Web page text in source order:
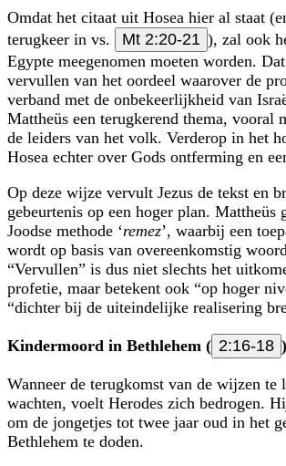
Omdat het citaat uit Hosea hier al staat
terugkeer in vs.
Mt 2:20-21 ), zal ook
Egypte meegenomen moeten worden.
vervullen van het oordeel waarover de
verband met de onbekeerlijkheid van
Mattheüs een terugkerend thema, vooral
de leiders van het volk. Verderop in het
Hosea echter over Gods ontferming en
Op deze wijze vervult Jezus de tekst en
gebeurtenis op een hoger plan. Mattheüs
Joodse methode ‘remez’, waarbij een
wordt op basis van overeenkomstig
Vervullen
is dus niet slechts het
profetie, maar betekent ook
op hoger
dichter bij de uiteindelijke realisering
Kindermoord in Bethlehem ( 2:16-18 )
Wanneer de terugkomst van de wijzen te
wachten, voelt Herodes zich bedrogen.
om de jongetjes tot twee jaar oud in het
Bethlehem te doden.